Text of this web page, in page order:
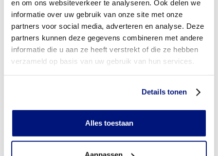
en om ons websiteverkeer te analyseren. Ook delen we
informatie over uw gebruik van onze site met onze
partners voor social media, adverteren en analyse. Deze
partners kunnen deze gegevens combineren met andere
informatie die u aan ze heeft verstrekt of die ze hebben
verzameld op basis van uw gebruik van hun services.
Details tonen
Alles toestaan
Is de schouderorthese mijn eigendom?
Wanneer mag mijn schouderorthese vervangen worden?
Heb ik voor het laten aanmeten van een schouderorthese
Wat valt er binnen de vergoeding van een
schouderorthese?